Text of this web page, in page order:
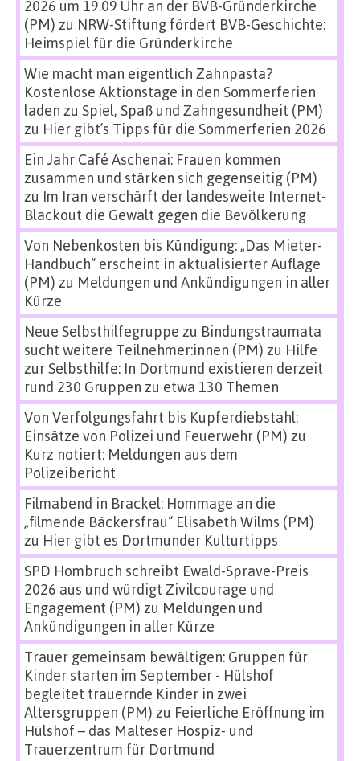
2026 um 19.09 Uhr an der BVB-Gründerkirche
(PM) zu NRW-Stiftung fördert BVB-Geschichte:
Heimspiel für die Gründerkirche
Wie macht man eigentlich Zahnpasta?
Kostenlose Aktionstage in den Sommerferien
laden zu Spiel, Spaß und Zahngesundheit (PM)
zu Hier gibt’s Tipps für die Sommerferien 2026
Ein Jahr Café Aschenai: Frauen kommen
zusammen und stärken sich gegenseitig (PM)
zu Im Iran verschärft der landesweite Internet-
Blackout die Gewalt gegen die Bevölkerung
Von Nebenkosten bis Kündigung: „Das Mieter-
Handbuch“ erscheint in aktualisierter Auflage
(PM) zu Meldungen und Ankündigungen in aller
Kürze
Neue Selbsthilfegruppe zu Bindungstraumata
sucht weitere Teilnehmer:innen (PM) zu Hilfe
zur Selbsthilfe: In Dortmund existieren derzeit
rund 230 Gruppen zu etwa 130 Themen
Von Verfolgungsfahrt bis Kupferdiebstahl:
Einsätze von Polizei und Feuerwehr (PM) zu
Kurz notiert: Meldungen aus dem
Polizeibericht
Filmabend in Brackel: Hommage an die
„filmende Bäckersfrau“ Elisabeth Wilms (PM)
zu Hier gibt es Dortmunder Kulturtipps
SPD Hombruch schreibt Ewald-Sprave-Preis
2026 aus und würdigt Zivilcourage und
Engagement (PM) zu Meldungen und
Ankündigungen in aller Kürze
Trauer gemeinsam bewältigen: Gruppen für
Kinder starten im September - Hülshof
begleitet trauernde Kinder in zwei
Altersgruppen (PM) zu Feierliche Eröffnung im
Hülshof – das Malteser Hospiz- und
Trauerzentrum für Dortmund